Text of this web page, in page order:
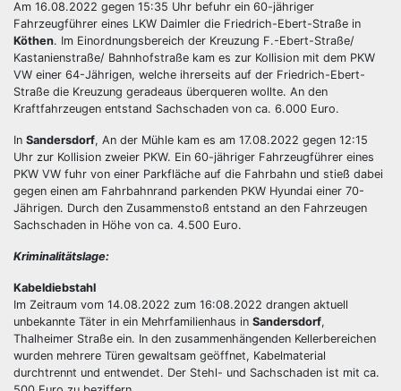
Am 16.08.2022 gegen 15:35 Uhr befuhr ein 60-jähriger
Fahrzeugführer eines LKW Daimler die Friedrich-Ebert-Straße in
Köthen. Im Einordnungsbereich der Kreuzung F.-Ebert-Straße/
Kastanienstraße/ Bahnhofstraße kam es zur Kollision mit dem PKW
VW einer 64-Jährigen, welche ihrerseits auf der Friedrich-Ebert-
Straße die Kreuzung geradeaus überqueren wollte. An den
Kraftfahrzeugen entstand Sachschaden von ca. 6.000 Euro.
In Sandersdorf, An der Mühle kam es am 17.08.2022 gegen 12:15
Uhr zur Kollision zweier PKW. Ein 60-jähriger Fahrzeugführer eines
PKW VW fuhr von einer Parkfläche auf die Fahrbahn und stieß dabei
gegen einen am Fahrbahnrand parkenden PKW Hyundai einer 70-
Jährigen. Durch den Zusammenstoß entstand an den Fahrzeugen
Sachschaden in Höhe von ca. 4.500 Euro.
Kriminalitätslage:
Kabeldiebstahl
Im Zeitraum vom 14.08.2022 zum 16:08.2022 drangen aktuell
unbekannte Täter in ein Mehrfamilienhaus in Sandersdorf,
Thalheimer Straße ein. In den zusammenhängenden Kellerbereichen
wurden mehrere Türen gewaltsam geöffnet, Kabelmaterial
durchtrennt und entwendet. Der Stehl- und Sachschaden ist mit ca.